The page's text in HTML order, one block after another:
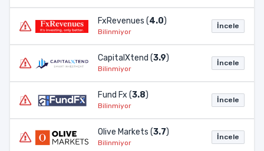
FxRevenues (4.0)
Bilinmiyor
İncele
CapitalXtend (3.9)
Bilinmiyor
İncele
Fund Fx (3.8)
Bilinmiyor
İncele
Olive Markets (3.7)
Bilinmiyor
İncele